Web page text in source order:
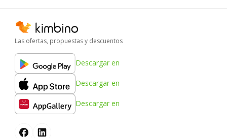
Las ofertas, propuestas y descuentos
Descargar en
Descargar en
Descargar en